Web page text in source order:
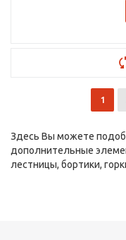
1
Здесь Вы можете
дополнительные
лестницы, бортики,